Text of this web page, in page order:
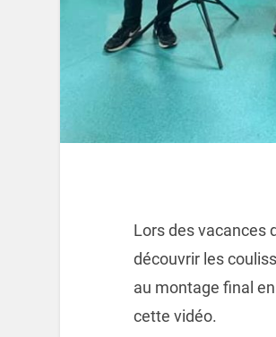
Lors des vacances
découvrir les
au montage final
cette vidéo.